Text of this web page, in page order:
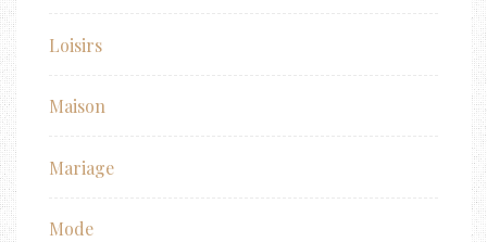
Loisirs
Maison
Mariage
Mode